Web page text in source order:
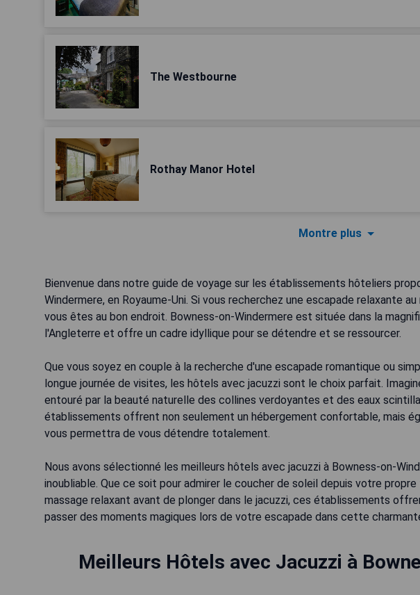
The Westbourne
Rothay Manor Hotel
Montre plus
Bienvenue dans notre guide de voyage sur les établissements hôteliers
Windermere, en Royaume-Uni. Si vous recherchez une escapade relaxante
vous êtes au bon endroit. Bowness-on-Windermere est située dans la
l'Angleterre et offre un cadre idyllique pour se détendre et se ressourcer.
Que vous soyez en couple à la recherche d'une escapade romantique ou
longue journée de visites, les hôtels avec jacuzzi sont le choix parfait.
entouré par la beauté naturelle des collines verdoyantes et des eaux
établissements offrent non seulement un hébergement confortable, mais
vous permettra de vous détendre totalement.
Nous avons sélectionné les meilleurs hôtels avec jacuzzi à Bowness-on-
inoubliable. Que ce soit pour admirer le coucher de soleil depuis votre
massage relaxant avant de plonger dans le jacuzzi, ces établissements
passer des moments magiques lors de votre escapade dans cette
Meilleurs Hôtels avec Jacuzzi à